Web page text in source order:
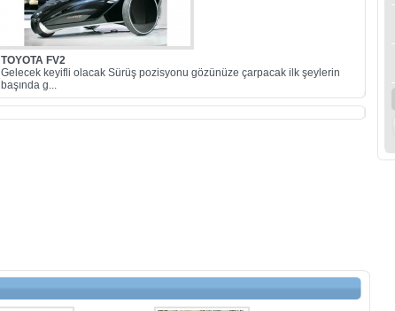
TOYOTA FV2
Gelecek keyifli olacak Sürüş pozisyonu gözünüze çarpacak ilk şeylerin
başında g...